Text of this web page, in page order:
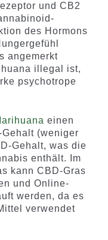
und CB2
des Hormons
angemerkt
illegal ist,
psychotrope
einen
(weniger
Gehalt, was die
enthält. Im
kann CBD-Gras
und Online-
werden, da es
verwendet